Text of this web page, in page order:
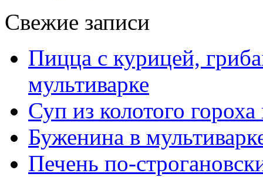
Свежие записи
Пицца с курицей,
мультиварке
Суп из колотого
Буженина в
Печень по-